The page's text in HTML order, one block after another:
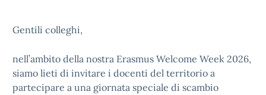
Gentili colleghi,
nell’ambito della nostra Erasmus Welcome Week 2026,
siamo lieti di invitare i docenti del territorio a
partecipare a una giornata speciale di scambio